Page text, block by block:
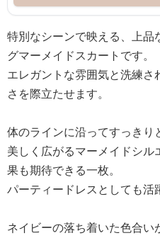
特別なシーンで映える、上
グマーメイドスカートです。
エレガントな雰囲気と洗練
さを際立たせます。
体のラインに沿ってすっきり
美しく広がるマーメイドシ
果も期待できる一枚。
パーティードレスとしても活
ネイビーの落ち着いた色合